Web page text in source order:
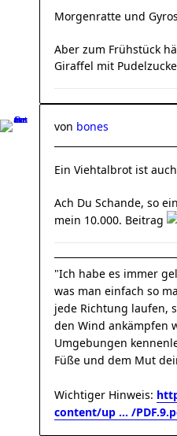
Morgenratte und
Aber zum Frühstück
Giraffel mit
von bones
Ein Viehtalbrot ist
Ach Du Schande, so
mein 10.000. Beitrag
"Ich habe es immer
was man einfach so
jede Richtung laufen,
den Wind ankämpfen
Umgebungen
Füße und dem Mut
Wichtiger Hinweis:
content/up ... /